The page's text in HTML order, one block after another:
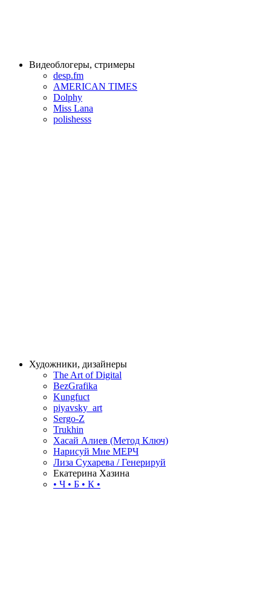
Видеоблогеры, стримеры
desp.fm
AMERICAN TIMES
Dolphy
Miss Lana
polishesss
Художники, дизайнеры
The Art of Digital
BezGrafika
Kungfuct
piyavsky_art
Sergo-Z
Trukhin
Хасай Алиев (Метод Ключ)
Нарисуй Мне МЕРЧ
Лиза Сухарева / Генерируй
Екатерина Хазина
• Ч • Б • К •